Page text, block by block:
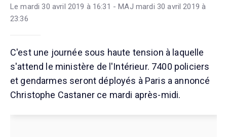
Le mardi 30 avril 2019 à 16:31 - MAJ mardi 30 avril 2019 à
23:36
C'est une journée sous haute tension à laquelle
s'attend le ministère de l'Intérieur. 7400 policiers
et gendarmes seront déployés à Paris a annoncé
Christophe Castaner ce mardi après-midi.